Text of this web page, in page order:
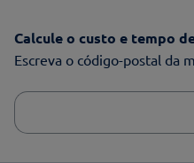
Calcule o custo e tempo
Escreva o código-postal da